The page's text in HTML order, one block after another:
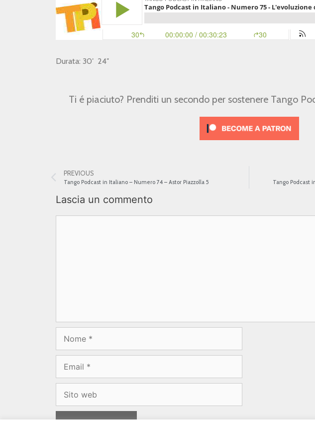
Durata: 30′ 24″
Ti é piaciuto? Prenditi un secondo per sostenere Tango
PREVIOUS
Tango Podcast in Italiano – Numero 74 – Astor Piazzolla 5 Tango Podcast
Lascia un commento